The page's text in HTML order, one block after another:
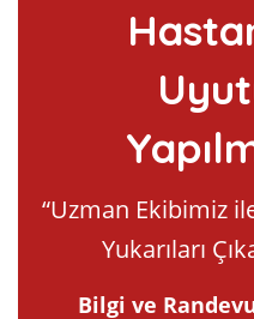
“Uzman Ekibimiz
Yukarıları
Bilgi ve